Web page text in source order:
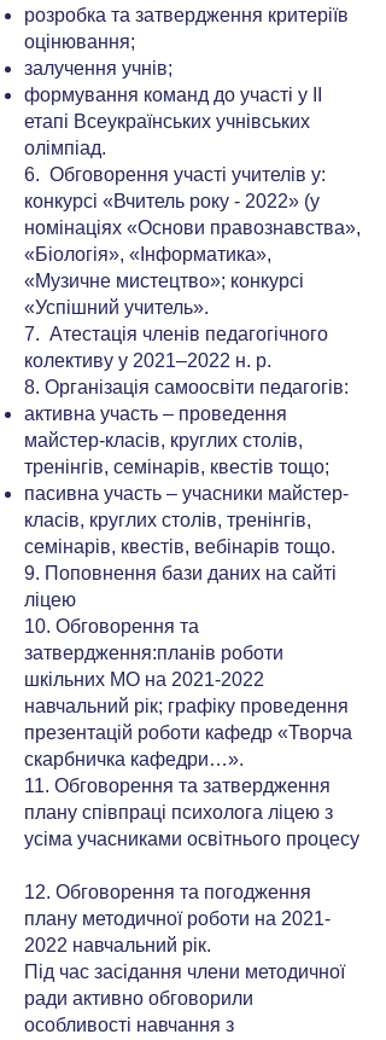
розробка та затвердження критеріїв
оцінювання;
залучення учнів;
формування команд до участі у ІІ
етапі Всеукраїнських учнівських
олімпіад.
6. Обговорення участі учителів у:
конкурсі «Вчитель року - 2022» (у
номінаціях «Основи правознавства»,
«Біологія», «Інформатика»,
«Музичне мистецтво»; конкурсі
«Успішний учитель».
7. Атестація членів педагогічного
колективу у 2021–2022 н. р.
8. Організація самоосвіти педагогів:
активна участь – проведення
майстер-класів, круглих столів,
тренінгів, семінарів, квестів тощо;
пасивна участь – учасники майстер-
класів, круглих столів, тренінгів,
семінарів, квестів, вебінарів тощо.
9. Поповнення бази даних на сайті
ліцею
10. Обговорення та
затвердження:планів роботи
шкільних МО на 2021-2022
навчальний рік; графіку проведення
презентацій роботи кафедр «Творча
скарбничка кафедри…».
11. Обговорення та затвердження
плану співпраці психолога ліцею з
усіма учасниками освітнього процесу
12. Обговорення та погодження
плану методичної роботи на 2021-
2022 навчальний рік.
Під час засідання члени методичної
ради активно обговорили
особливості навчання з